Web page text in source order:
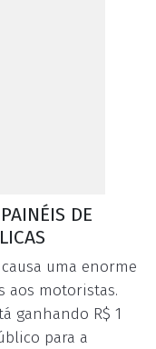
DE
uma enorme
aos motoristas.
ganhando R$ 1
para a